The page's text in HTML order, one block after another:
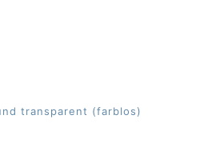
transparent (farblos)